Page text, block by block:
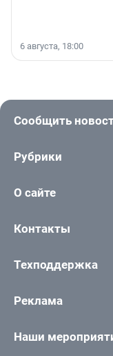
6 августа, 18:00
Сообщить
Рубрики
О сайте
Контакты
Техподдержка
Реклама
Наши